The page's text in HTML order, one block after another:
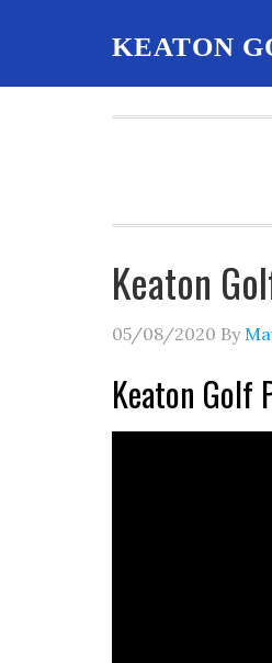
KEATON
Keaton
05/08/2020 By
Keaton Golf